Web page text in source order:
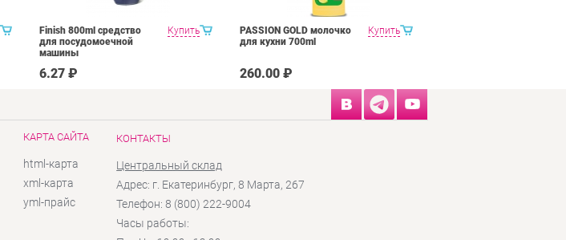
Купить
Finish 800ml средство
для посудомоечной
машины
6.27 ₽
Купить
PASSION GOLD молочко
для кухни 700ml
260.00 ₽
КАРТА САЙТА
html-карта
xml-карта
yml-прайс
КОНТАКТЫ
Центральный склад
Адрес: г. Екатеринбург, 8 Марта, 267
Телефон: 8 (800) 222-9004
Часы работы: